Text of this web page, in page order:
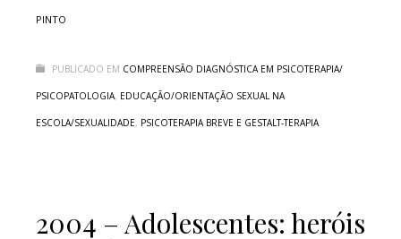
PINTO
PUBLICADO EM COMPREENSÃO DIAGNÓSTICA EM PSICOTERAPIA/
PSICOPATOLOGIA, EDUCAÇÃO/ORIENTAÇÃO SEXUAL NA
ESCOLA/SEXUALIDADE, PSICOTERAPIA BREVE E GESTALT-TERAPIA
2004 – Adolescentes: heróis